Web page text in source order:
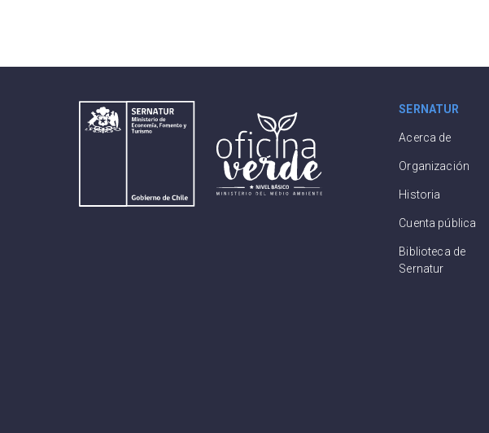
SERNATUR
Acerca de
Organización
Historia
Cuenta pública
Biblioteca de
Sernatur